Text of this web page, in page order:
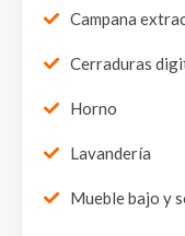
Campana
Cerraduras
Horno
Lavandería
Mueble bajo y